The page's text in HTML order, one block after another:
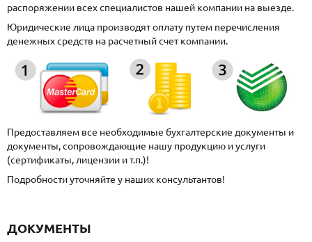
распоряжении всех специалистов нашей компании на выезде.
Юридические лица производят оплату путем перечисления
денежных средств на расчетный счет компании.
Предоставляем все необходимые бухгалтерские документы и
документы, сопровождающие нашу продукцию и услуги
(сертификаты, лицензии и т.п.)!
Подробности уточняйте у наших консультантов!
ДОКУМЕНТЫ